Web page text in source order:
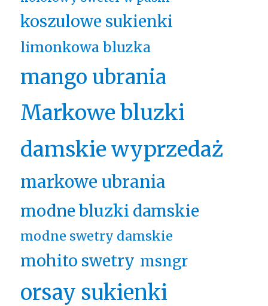
koszulowe sukienki
limonkowa bluzka
mango ubrania
Markowe bluzki
damskie wyprzedaż
markowe ubrania
modne bluzki damskie
modne swetry damskie
mohito swetry msngr
orsay sukienki